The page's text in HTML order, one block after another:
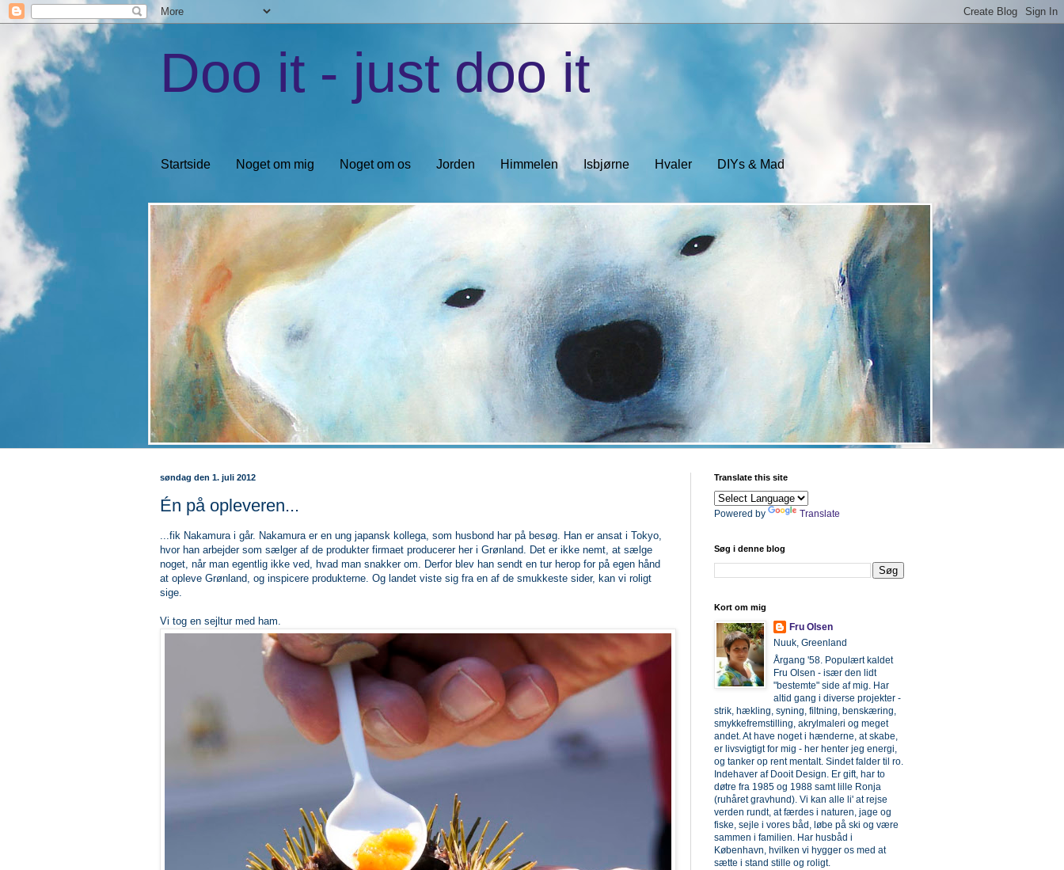
Doo it - just doo it
Startside Noget om mig Noget om os Jorden Himmelen Isbjørne Hvaler DIYs & Mad
søndag den 1. juli 2012
Én på opleveren...
...fik Nakamura i går. Nakamura er en ung japansk kollega, som husbond har på besøg. Han er ansat i Tokyo,
hvor han arbejder som sælger af de produkter firmaet producerer her i Grønland. Det er ikke nemt, at sælge
noget, når man egentlig ikke ved, hvad man snakker om. Derfor blev han sendt en tur herop for på egen hånd
at opleve Grønland, og inspicere produkterne. Og landet viste sig fra en af de smukkeste sider, kan vi roligt
sige.
Vi tog en sejltur med ham.
Translate this site
Powered by Translate
Søg i denne blog
Kort om mig
Fru Olsen
Nuuk, Greenland
Årgang '58. Populært kaldet
Fru Olsen - især den lidt
"bestemte" side af mig. Har
altid gang i diverse projekter -
strik, hækling, syning, filtning, benskæring,
smykkefremstilling, akrylmaleri og meget
andet. At have noget i hænderne, at skabe,
er livsvigtigt for mig - her henter jeg energi,
og tanker op rent mentalt. Sindet falder til ro.
Indehaver af Dooit Design. Er gift, har to
døtre fra 1985 og 1988 samt lille Ronja
(ruhåret gravhund). Vi kan alle li' at rejse
verden rundt, at færdes i naturen, jage og
fiske, sejle i vores båd, løbe på ski og være
sammen i familien. Har husbåd i
København, hvilken vi hygger os med at
sætte i stand stille og roligt.